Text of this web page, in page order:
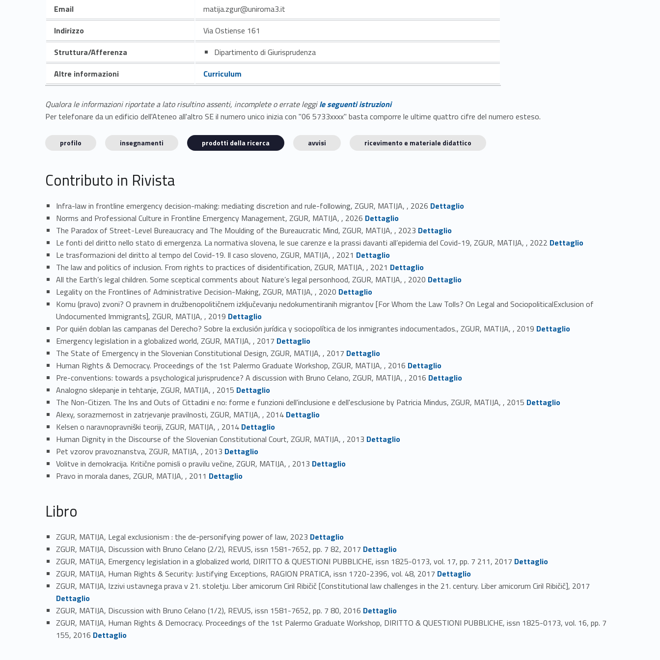
Email
matija.zgur@uniroma3.it
Indirizzo
Via Ostiense 161
Struttura/Afferenza
Dipartimento di Giurisprudenza
Altre informazioni
Curriculum
Qualora le informazioni riportate a lato risultino assenti, incomplete o errate leggile seguenti istruzioni
Per telefonare da un edificio dell'Ateneo all'altro SE il numero unico inizia con "06 5733xxxx" basta comporre le ultime quattro cifre del numero esteso.
profilo insegnamenti prodotti della ricerca avvisi ricevimento e materiale didattico
Contributo in Rivista
Infra-law in frontline emergency decision-making: mediating discretion and rule-following, ZGUR, MATIJA, , 2026 Link identifier #identifier_person_47025-1
Dettaglio
Norms and Professional Culture in Frontline Emergency Management, ZGUR, MATIJA, , 2026 Link identifier #identifier_person_71640-2
Dettaglio
The Paradox of Street-Level Bureaucracy and The Moulding of the Bureaucratic Mind, ZGUR, MATIJA, , 2023 Link identifier #identifier_person_102113-3
Dettaglio
Le fonti del diritto nello stato di emergenza. La normativa slovena, le sue carenze e la prassi davanti all’epidemia del Covid-19, ZGUR, MATIJA, , 2022 Link identifier #identifier_person_41600-4
Dettaglio
Le trasformazioni del diritto al tempo del Covid-19. Il caso sloveno, ZGUR, MATIJA, , 2021 Link identifier #identifier_person_83172-5
Dettaglio
The law and politics of inclusion. From rights to practices of disidentification, ZGUR, MATIJA, , 2021 Link identifier #identifier_person_189039-6
Dettaglio
All the Earth’s legal children. Some sceptical comments about Nature’s legal personhood, ZGUR, MATIJA, , 2020 Link identifier #identifier_person_8751-7
Dettaglio
Legality on the Frontlines of Administrative Decision-Making, ZGUR, MATIJA, , 2020 Link identifier #identifier_person_119316-8
Dettaglio
Komu (pravo) zvoni? O pravnem in družbenopolitičnem izključevanju nedokumentiranih migrantov [For Whom the Law Tolls? On Legal and SociopoliticalExclusion of
Undocumented Immigrants], ZGUR, MATIJA, , 2019 Link identifier #identifier_person_191202-9
Dettaglio
Por quién doblan las campanas del Derecho? Sobre la exclusión jurídica y sociopolítica de los inmigrantes indocumentados., ZGUR, MATIJA, , 2019 Link identifier #identifier_person_60413-10
Dettaglio
Emergency legislation in a globalized world, ZGUR, MATIJA, , 2017 Link identifier #identifier_person_86108-11
Dettaglio
The State of Emergency in the Slovenian Constitutional Design, ZGUR, MATIJA, , 2017 Link identifier #identifier_person_24033-12
Dettaglio
Human Rights & Democracy. Proceedings of the 1st Palermo Graduate Workshop, ZGUR, MATIJA, , 2016 Link identifier #identifier_person_175702-13
Dettaglio
Pre-conventions: towards a psychological jurisprudence? A discussion with Bruno Celano, ZGUR, MATIJA, , 2016 Link identifier #identifier_person_128602-14
Dettaglio
Analogno sklepanje in tehtanje, ZGUR, MATIJA, , 2015 Link identifier #identifier_person_130096-15
Dettaglio
The Non-Citizen. The Ins and Outs of Cittadini e no: forme e funzioni dell'inclusione e dell'esclusione by Patricia Mindus, ZGUR, MATIJA, , 2015 Link identifier #identifier_person_83908-16
Dettaglio
Alexy, sorazmernost in zatrjevanje pravilnosti, ZGUR, MATIJA, , 2014 Link identifier #identifier_person_24556-17
Dettaglio
Kelsen o naravnopravniški teoriji, ZGUR, MATIJA, , 2014 Link identifier #identifier_person_91846-18
Dettaglio
Human Dignity in the Discourse of the Slovenian Constitutional Court, ZGUR, MATIJA, , 2013 Link identifier #identifier_person_65139-19
Dettaglio
Pet vzorov pravoznanstva, ZGUR, MATIJA, , 2013 Link identifier #identifier_person_123706-20
Dettaglio
Volitve in demokracija. Kritične pomisli o pravilu večine, ZGUR, MATIJA, , 2013 Link identifier #identifier_person_79578-21
Dettaglio
Pravo in morala danes, ZGUR, MATIJA, , 2011 Link identifier #identifier_person_56196-22
Dettaglio
Libro
ZGUR, MATIJA, Legal exclusionism : the de-personifying power of law, 2023 Link identifier #identifier_person_172690-23
Dettaglio
ZGUR, MATIJA, Discussion with Bruno Celano (2/2), REVUS, issn 1581-7652, pp. 7 82, 2017 Link identifier #identifier_person_175408-24
Dettaglio
ZGUR, MATIJA, Emergency legislation in a globalized world, DIRITTO & QUESTIONI PUBBLICHE, issn 1825-0173, vol. 17, pp. 7 211, 2017 Link identifier #identifier_person_38493-25
Dettaglio
ZGUR, MATIJA, Human Rights & Security: Justifying Exceptions, RAGION PRATICA, issn 1720-2396, vol. 48, 2017 Link identifier #identifier_person_163594-26
Dettaglio
ZGUR, MATIJA, Izzivi ustavnega prava v 21. stoletju. Liber amicorum Ciril Ribičič [Constitutional law challenges in the 21. century. Liber amicorum Ciril Ribičič], 2017
Dettaglio
ZGUR, MATIJA, Discussion with Bruno Celano (1/2), REVUS, issn 1581-7652, pp. 7 80, 2016 Link identifier #identifier_person_47502-28
Dettaglio
ZGUR, MATIJA, Human Rights & Democracy. Proceedings of the 1st Palermo Graduate Workshop, DIRITTO & QUESTIONI PUBBLICHE, issn 1825-0173, vol. 16, pp. 7
155, 2016 Link identifier #identifier_person_67701-29
Dettaglio